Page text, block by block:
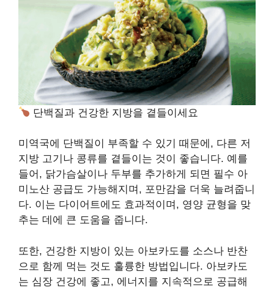
단백질과 건강한 지방을 곁들이세요
미역국에 단백질이 부족할 수 있기 때문에, 다른 저
지방 고기나 콩류를 곁들이는 것이 좋습니다. 예를
들어, 닭가슴살이나 두부를 추가하게 되면 필수 아
미노산 공급도 가능해지며, 포만감을 더욱 늘려줍니
다. 이는 다이어트에도 효과적이며, 영양 균형을 맞
추는 데에 큰 도움을 줍니다.
또한, 건강한 지방이 있는 아보카도를 소스나 반찬
으로 함께 먹는 것도 훌륭한 방법입니다. 아보카도
는 심장 건강에 좋고, 에너지를 지속적으로 공급해